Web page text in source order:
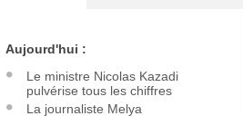
Aujourd'hui :
Le ministre Nicolas Kazadi
pulvérise tous les chiffres
La journaliste Melya